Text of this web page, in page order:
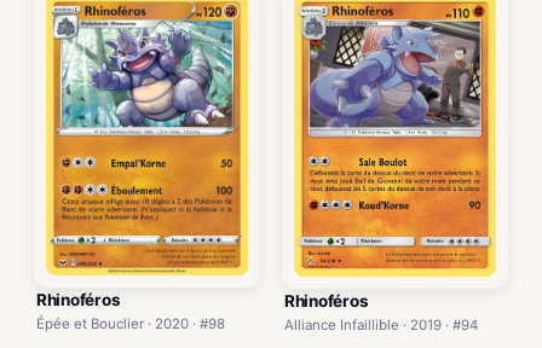
Rhinoféros
Épée et Bouclier · 2020 · #98
Rhinoféros
Alliance Infaillible · 2019 · #94